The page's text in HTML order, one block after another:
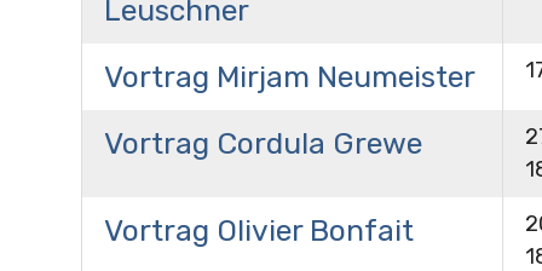
Leuschner
Vortrag Mirjam Neumeister
Vortrag Cordula Grewe
Vortrag Olivier Bonfait